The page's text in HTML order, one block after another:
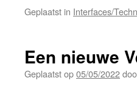
Geplaatst in Interfaces/
Een nieuwe
Geplaatst op05/05/2022